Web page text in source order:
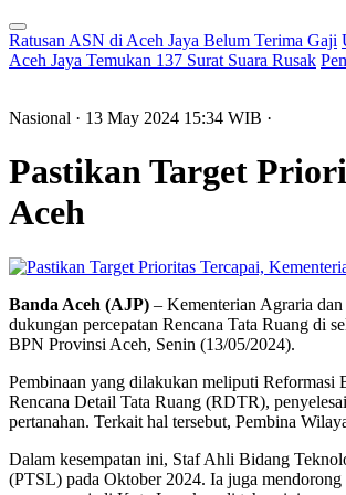
Ratusan ASN di Aceh Jaya Belum Terima Gaji
Aceh Jaya Temukan 137 Surat Suara Rusak
Nasional · 13 May 2024 15:34 WIB ·
Pastikan Target
Aceh
Banda Aceh (AJP) – Kementerian Agraria
dukungan percepatan Rencana Tata Ruang di
BPN Provinsi Aceh, Senin (13/05/2024).
Pembinaan yang dilakukan meliputi Reformasi
Rencana Detail Tata Ruang (RDTR),
pertanahan. Terkait hal tersebut, Pembina
Dalam kesempatan ini, Staf Ahli Bidang
(PTSL) pada Oktober 2024. Ia juga